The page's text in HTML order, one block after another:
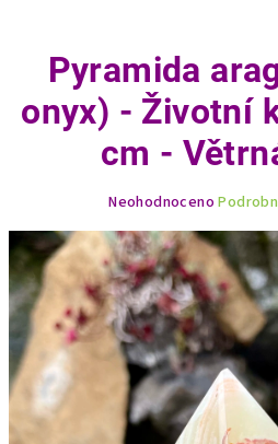
Pyramida
onyx) - Životní
cm -
produktu
je
0,0
z
5
hvězdiček.
Neohodnoceno